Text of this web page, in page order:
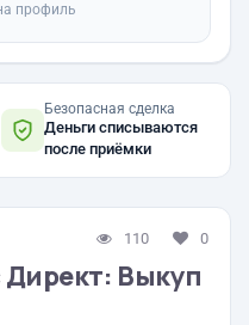
профиль
Безопасная сделка
Деньги списываются
после приёмки
110 0
Директ: Выкуп